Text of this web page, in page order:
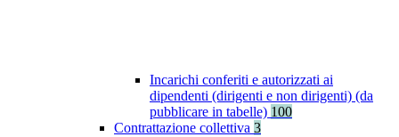
Incarichi conferiti e autorizzati ai
dipendenti (dirigenti e non dirigenti) (da
pubblicare in tabelle) 100
Contrattazione collettiva 3